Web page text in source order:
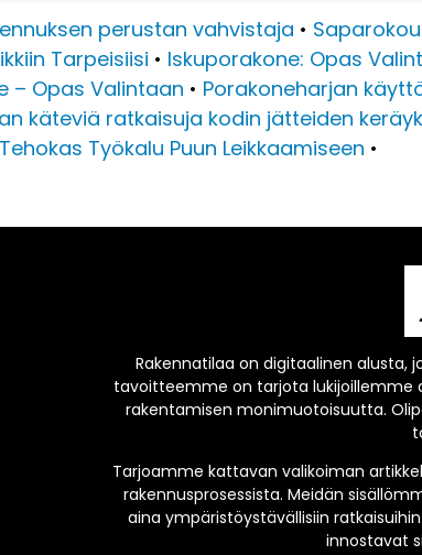
perustan vahvistaja •
Tarpeisiisi • Iskuporakone: Opas
– Opas Valintaan • Porakoneharjan
käteviä ratkaisuja kodin jätteiden
Työkalu Puun Leikkaamiseen •
Rakennatilaa on digitaalinen alusta,
tavoitteemme on tarjota lukijoillemme
rakentamisen monimuotoisuutta.
Tarjoamme kattavan valikoiman
rakennusprosessista. Meidän
aina ympäristöystävällisiin
innostavat